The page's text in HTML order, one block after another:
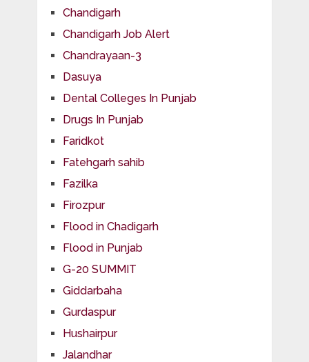
Chandigarh
Chandigarh Job Alert
Chandrayaan-3
Dasuya
Dental Colleges In Punjab
Drugs In Punjab
Faridkot
Fatehgarh sahib
Fazilka
Firozpur
Flood in Chadigarh
Flood in Punjab
G-20 SUMMIT
Giddarbaha
Gurdaspur
Hushairpur
Jalandhar